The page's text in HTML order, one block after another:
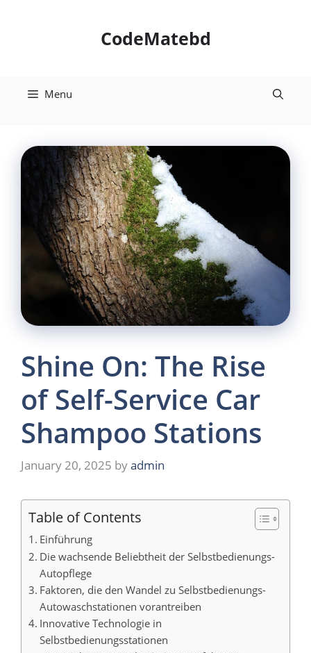
CodeMatebd
Menu
Shine On: The Rise
of Self-Service Car
Shampoo Stations
January 20, 2025 byadmin
Table of Contents
Einführung
Die wachsende Beliebtheit der Selbstbedienungs-
Autopflege
Faktoren, die den Wandel zu Selbstbedienungs-
Autowaschstationen vorantreiben
Innovative Technologie in
Selbstbedienungsstationen